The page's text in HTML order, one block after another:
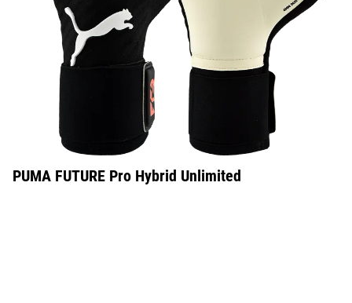
PUMA FUTURE Pro Hybrid Unlimited